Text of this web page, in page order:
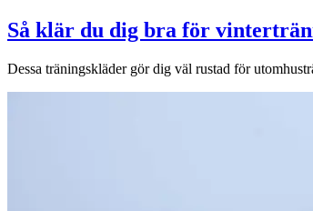
Så klär du dig bra för
Dessa träningskläder gör dig väl rustad för